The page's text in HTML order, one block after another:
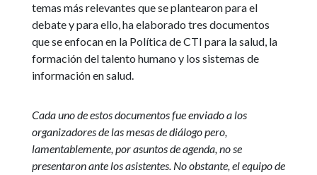
temas más relevantes que se plantearon para el
debate y para ello, ha elaborado tres documentos
que se enfocan en la Política de CTI para la salud, la
formación del talento humano y los sistemas de
información en salud.
Cada uno de estos documentos fue enviado a los
organizadores de las mesas de diálogo pero,
lamentablemente, por asuntos de agenda, no se
presentaron ante los asistentes. No obstante, el equipo de